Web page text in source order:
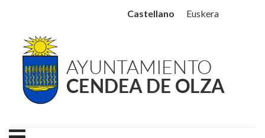
Ayuntamiento Cendea
Castellano Euskera